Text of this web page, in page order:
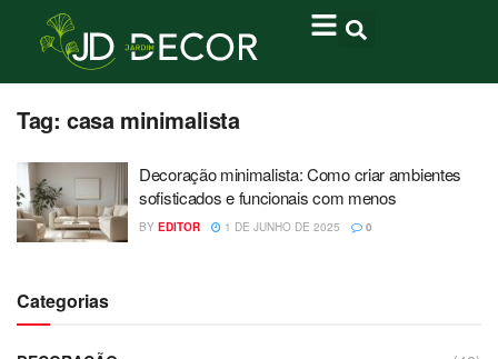
Tag: casa minimalista
Decoração minimalista: Como criar ambientes
sofisticados e funcionais com menos
BY EDITOR 1 DE JUNHO DE 2025 0
Categorias